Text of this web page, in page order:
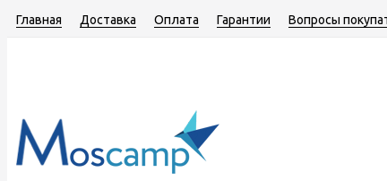
Главная Доставка Оплата Гарантии Вопросы